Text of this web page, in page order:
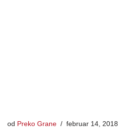
od Preko Grane februar 14, 2018